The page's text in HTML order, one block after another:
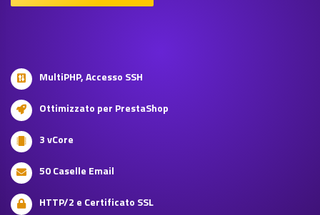
MultiPHP, Accesso SSH
Ottimizzato per PrestaShop
3 vCore
50 Caselle Email
HTTP/2 e Certificato SSL